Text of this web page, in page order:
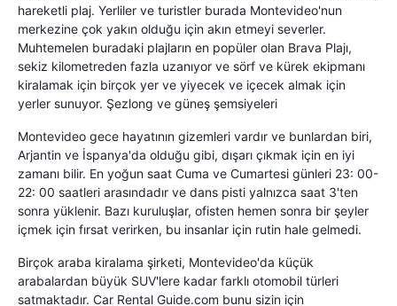
hareketli plaj. Yerliler ve turistler burada Montevideo'nun
merkezine çok yakın olduğu için akın etmeyi severler.
Muhtemelen buradaki plajların en popüler olan Brava Plajı,
sekiz kilometreden fazla uzanıyor ve sörf ve kürek ekipmanı
kiralamak için birçok yer ve yiyecek ve içecek almak için
yerler sunuyor. Şezlong ve güneş şemsiyeleri
Montevideo gece hayatının gizemleri vardır ve bunlardan biri,
Arjantin ve İspanya'da olduğu gibi, dışarı çıkmak için en iyi
zamanı bilir. En yoğun saat Cuma ve Cumartesi günleri 23: 00-
22: 00 saatleri arasındadır ve dans pisti yalnızca saat 3'ten
sonra yüklenir. Bazı kuruluşlar, ofisten hemen sonra bir şeyler
içmek için fırsat verirken, bu insanlar için rutin hale gelmedi.
Birçok araba kiralama şirketi, Montevideo'da küçük
arabalardan büyük SUV'lere kadar farklı otomobil türleri
satmaktadır. Car Rental Guide.com bunu sizin için